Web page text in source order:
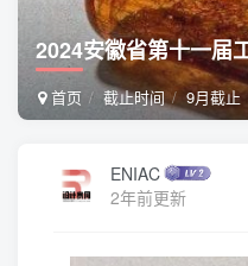
2024安徽省第十一届
首页 截止时间 9月截止
ENIAC
2年前更新